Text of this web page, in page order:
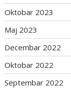
Oktobar 2023
Maj 2023
Decembar 2022
Oktobar 2022
Septembar 2022